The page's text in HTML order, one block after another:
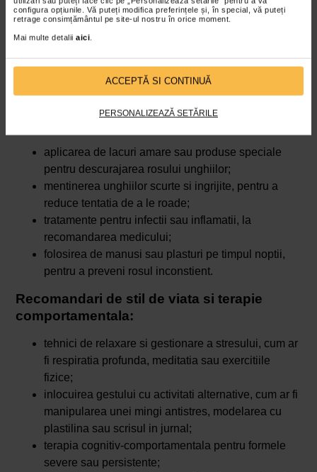
configura opțiunile. Vă puteți modifica preferințele și, în special, vă puteți
retrage consimțământul pe site-ul nostru în orice moment.
Mai multe detalii aici
ACCEPTĂ SI CONTINUĂ
PERSONALIZEAZĂ SETĂRILE
Tratament si preventie
Gestionarea rosului unghiilor presupune abordari atat
fizice, cat si comportamentale.
aplicarea de lacuri amare sau produse speciale
pentru descurajarea rosului unghiilor;
mentinerea unghiilor scurte si ingrijite, pentru a
reduce tentatia de a le roade;
tratamente pentru infectii sau inflamatii, la
recomandarea medicului;
folosirea de manusi sau plasturi pe timpul noptii,
pentru a preveni rosul inconstient.
Recomandari de stil de viata si terapie
comportamentala:
tehnici de relaxare si gestionare a stresului, cum ar
fi respiratia profunda, meditatia sau exercitiile
fizice;
inlocuirea gestului cu activitati alternative, cum ar fi
manipularea unei mingi antistres, modelarea cu
plastilina sau scrisul in jurnal;
terapia cognitiv-comportamentala pentru formele
severe sau persistente;